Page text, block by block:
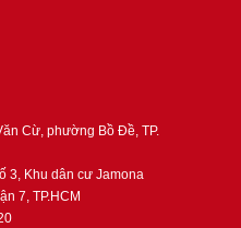
Cừ, phường Bồ Đề, TP.
3, Khu dân cư Jamona
7, TP.HCM